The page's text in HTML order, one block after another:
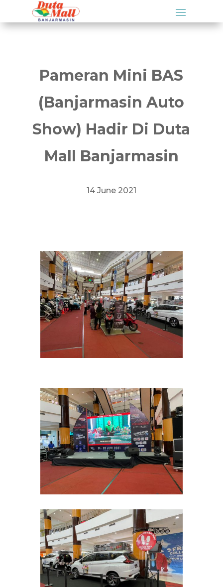
Pameran Mini BAS
(Banjarmasin Auto
Show) Hadir Di Duta
Mall Banjarmasin
14 June 2021